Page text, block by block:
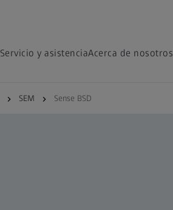
Servicio y asistenciaAcerca de nosotros
SEM Sense BSD